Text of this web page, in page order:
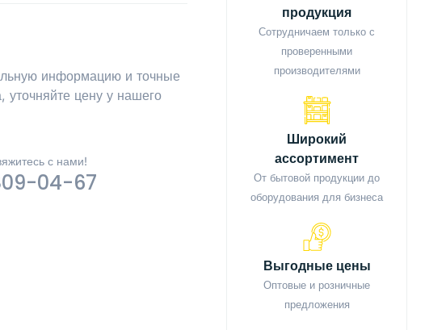
информацию и точные
уточняйте цену у нашего
с нами!
04-67
продукция
Сотрудничаем только с
проверенными
производителями
Широкий
ассортимент
От бытовой продукции до
оборудования для бизнеса
Выгодные цены
Оптовые и розничные
предложения